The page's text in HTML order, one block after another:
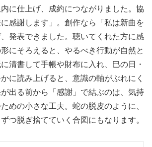
に仕上げ、成約につながりました。協
感謝します」。創作なら「私は新曲を
発表できました。聴いてくれた方に感
にそろえると、やるべき行動が自然と
清書して手帳や財布に入れ、巳の日・
に読み上げると、意識の軸がぶれにく
出る前から「感謝」で結ぶのは、気持
めの小さな工夫。蛇の脱皮のように、
つ脱ぎ捨てていく合図にもなります。